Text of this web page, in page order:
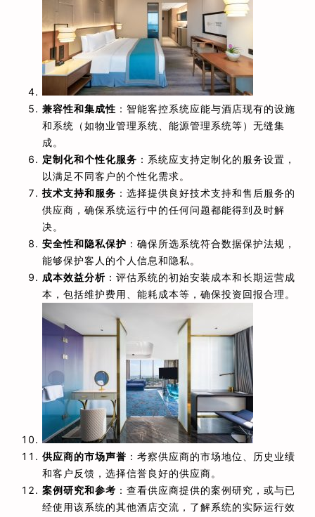
兼容性和集成性 ：智能客控系统应能与酒店现有的设施
和系统（如物业管理系统、能源管理系统等）无缝集
成。
定制化和个性化服务 ：系统应支持定制化的服务设置，
以满足不同客户的个性化需求。
技术支持和服务 ：选择提供良好技术支持和售后服务的
供应商，确保系统运行中的任何问题都能得到及时解
决。
安全性和隐私保护 ：确保所选系统符合数据保护法规，
能够保护客人的个人信息和隐私。
成本效益分析 ：评估系统的初始安装成本和长期运营成
本，包括维护费用、能耗成本等，确保投资回报合理。
供应商的市场声誉 ：考察供应商的市场地位、历史业绩
和客户反馈，选择信誉良好的供应商。
案例研究和参考 ：查看供应商提供的案例研究，或与已
经使用该系统的其他酒店交流，了解系统的实际运行效